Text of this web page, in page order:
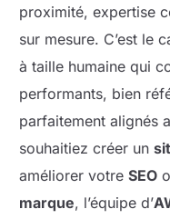
proximité, expertise
sur mesure. C’est le
à taille humaine qui
performants, bien
parfaitement alignés
souhaitiez créer un
améliorer votreSEO
marque, l’équipe d’